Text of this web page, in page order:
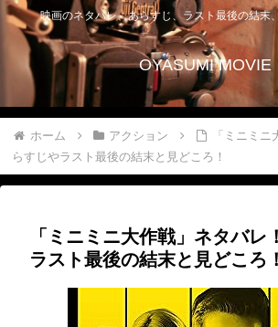
映画のネタバレ、あらすじ、ラスト最後の結末
OYASUMI MOVIE
ホーム アクション
「ミニミ
らすじやラスト最後の結末と見どころ！
「ミニミニ大作戦」ネタバレ
ラスト最後の結末と見どころ！